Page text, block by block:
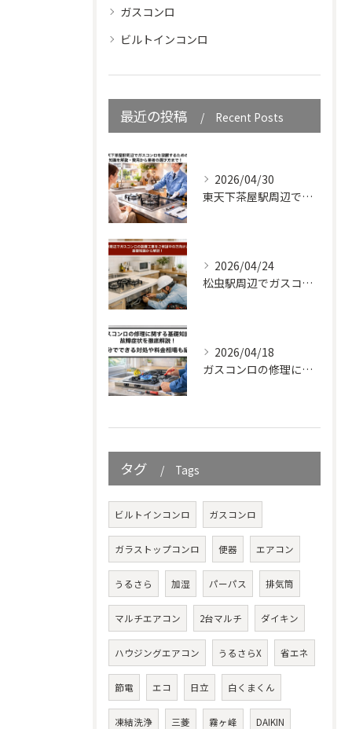
ガスコンロ
ビルトインコンロ
最近の投稿 Recent Posts
2026/04/30
東天下茶屋駅周辺でガスコンロを設置するための知識を解説・費用から業者の選び方まで！
2026/04/24
松虫駅周辺でガスコンロの設置工事をご検討中の方向けガイド｜基礎知識から解説！
2026/04/18
ガスコンロの修理に関する基礎知識と故障症状を徹底解説！自分でできる対処や料金相場も紹介
タグ Tags
ビルトインコンロ ガスコンロ
ガラストップコンロ 便器 エアコン
うるさら 加湿 パーパス 排気筒
マルチエアコン 2台マルチ ダイキン
ハウジングエアコン うるさらX 省エネ
節電 エコ 日立 白くまくん
凍結洗浄 三菱 霧ヶ峰 DAIKIN